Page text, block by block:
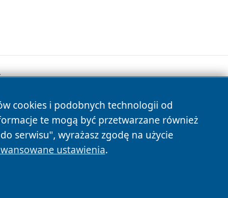
cookies i podobnych technologii od
te mogą być przetwarzane również
serwisu", wyrażasz zgodę na użycie
ustawienia.